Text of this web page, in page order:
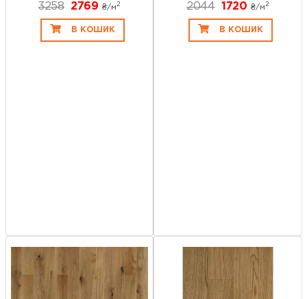
3258 2769 ₴/м 2
В КОШИК
2044 1720 ₴/м 2
В КОШИК